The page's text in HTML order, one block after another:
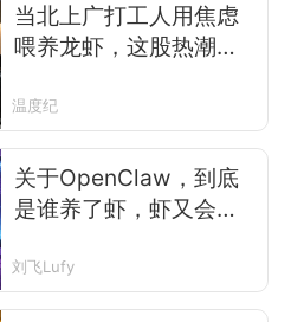
当北上广打工人用焦虑
喂养龙虾，这股热潮还
温度纪
关于OpenClaw，到底
是谁养了虾，虾又会养
刘飞Lufy